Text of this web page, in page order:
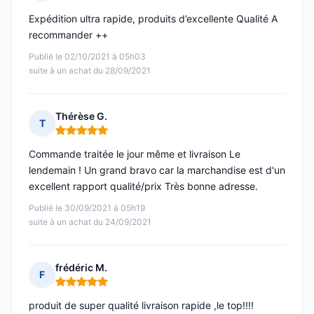
Publié le 02/10/2021 à 05h03
suite à un achat du 28/09/2021
Expédition ultra rapide, produits d’excellente Qualité A
recommander ++
T
Thérèse G.
Note : 5 sur 5
Publié le 30/09/2021 à 05h19
suite à un achat du 24/09/2021
Commande traitée le jour même et livraison Le
lendemain ! Un grand bravo car la marchandise est d'un
excellent rapport qualité/prix Très bonne adresse.
F
frédéric M.
Note : 5 sur 5
produit de super qualité livraison rapide ,le top!!!!